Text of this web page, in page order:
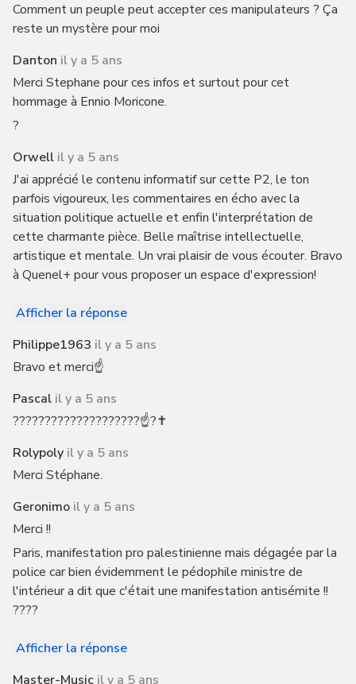
Comment un peuple peut accepter ces manipulateurs ? Ça
reste un mystère pour moi
Danton il y a 5 ans
Merci Stephane pour ces infos et surtout pour cet
hommage à Ennio Moricone.
?
Orwell il y a 5 ans
J'ai apprécié le contenu informatif sur cette P2, le ton
parfois vigoureux, les commentaires en écho avec la
situation politique actuelle et enfin l'interprétation de
cette charmante pièce. Belle maîtrise intellectuelle,
artistique et mentale. Un vrai plaisir de vous écouter. Bravo
à Quenel+ pour vous proposer un espace d'expression!
Afficher la réponse
Philippe1963 il y a 5 ans
Bravo et merci☝️
Pascal il y a 5 ans
????????????????????☝️?✝️
Rolypoly il y a 5 ans
Merci Stéphane.
Geronimo il y a 5 ans
Merci !!
Paris, manifestation pro palestinienne mais dégagée par la
police car bien évidemment le pédophile ministre de
l'intérieur a dit que c'était une manifestation antisémite !!
????
Afficher la réponse
Master-Music il y a 5 ans